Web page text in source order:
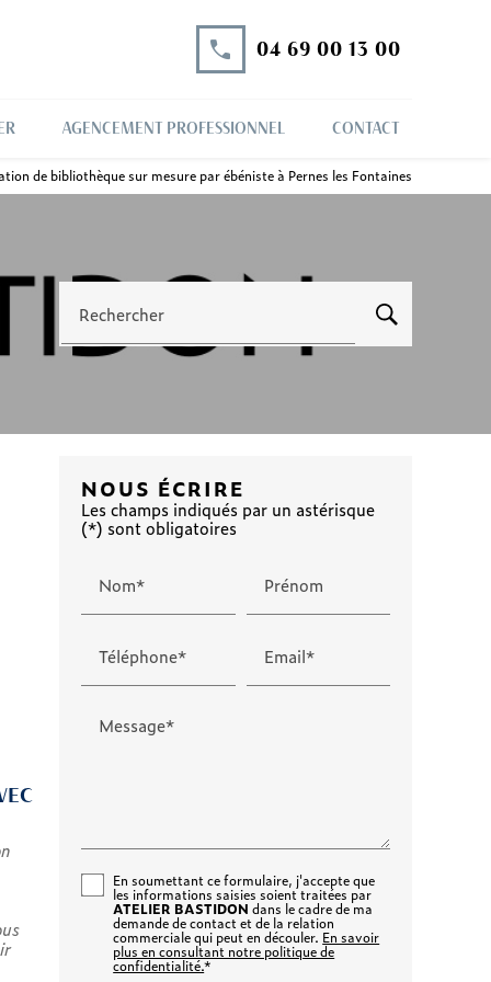
04 69 00 13 00
AGENCEMENT PROFESSIONNEL CONTACT
de bibliothèque sur mesure par ébéniste à Pernes les Fontaines
Rechercher
NOUS ÉCRIRE
Les champs indiqués par un astérisque
(*) sont obligatoires
Nom* Prénom
Téléphone* Email*
Message*
En soumettant ce formulaire, j'accepte que
les informations saisies soient traitées par
ATELIER BASTIDON dans le cadre de ma
demande de contact et de la relation
commerciale qui peut en découler. En savoir
plus en consultant notre politique de
confidentialité.*